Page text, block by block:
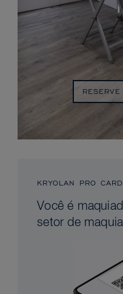
KRYOLAN PRO CARD
Você é
setor de